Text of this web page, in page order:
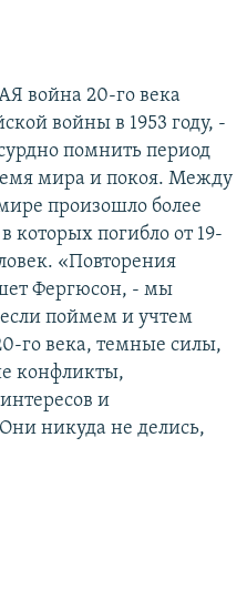
война 20-го века
войны в 1953 году, -
помнить период
мира и покоя. Между
произошло более
которых погибло от 19-
«Повторения
Фергюсон, - мы
поймем и учтем
го века, темные силы,
конфликты,
и
никуда не делись,